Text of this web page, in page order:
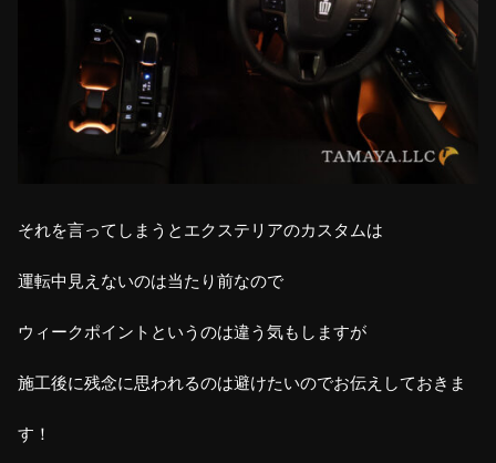
それを言ってしまうとエクステリアのカスタムは
運転中見えないのは当たり前なので
ウィークポイントというのは違う気もしますが
施工後に残念に思われるのは避けたいのでお伝えしておきま
す！